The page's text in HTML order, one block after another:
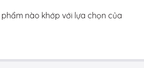
nào khớp với lựa chọn của